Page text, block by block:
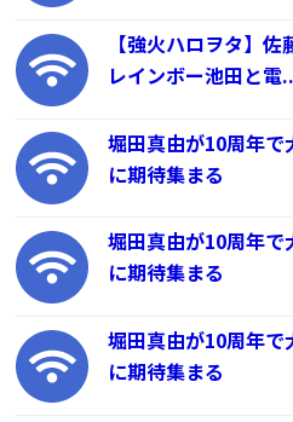
【強火ハロヲタ】佐
レインボー池田と電
堀田真由が10周年
に期待集まる
堀田真由が10周年
に期待集まる
堀田真由が10周年
に期待集まる